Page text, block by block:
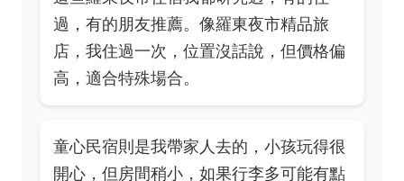
過，有的朋友推薦。像羅東夜市精品旅
店，我住過一次，位置沒話說，但價格偏
高，適合特殊場合。
童心民宿則是我帶家人去的，小孩玩得很
開心，但房間稍小，如果行李多可能有點